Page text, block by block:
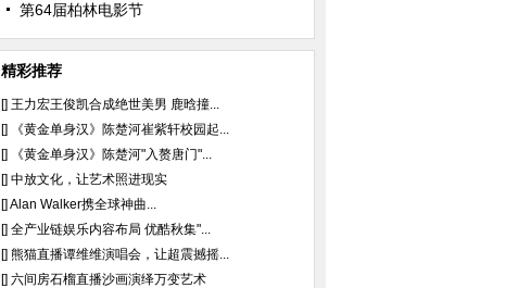
第64届柏林电影节
精彩推荐
[] 王力宏王俊凯合成绝世美男 鹿晗撞...
[]
《黄金单身汉》陈楚河崔紫轩校园起...
[]
《黄金单身汉》陈楚河"入赘唐门"...
[] 中放文化，让艺术照进现实
[] Alan Walker携全球神曲...
[] 全产业链娱乐内容布局 优酷秋集"...
[] 熊猫直播谭维维演唱会，让超震撼摇...
[] 六间房石榴直播沙画演绎万变艺术